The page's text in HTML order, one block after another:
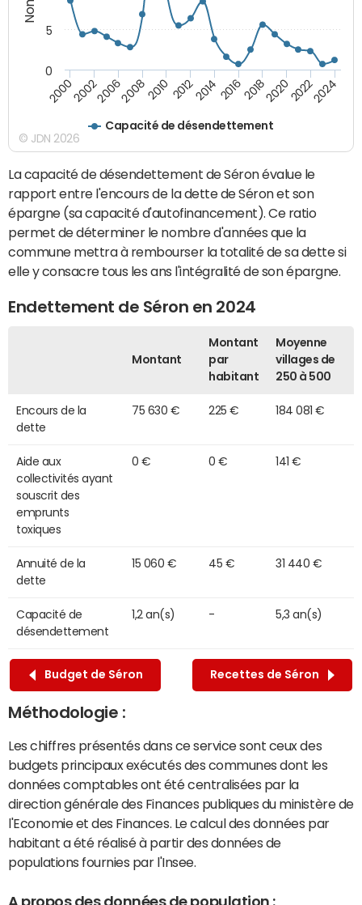
Capacité de désendettement
20002002200620082010 2012201420162018202020222024
0
5
© JDN 2026
La capacité de désendettement de Séron évalue le
rapport entre l'encours de la dette de Séron et son
épargne (sa capacité d'autofinancement). Ce ratio
permet de déterminer le nombre d'années que la
commune mettra à rembourser la totalité de sa dette si
elle y consacre tous les ans l'intégralité de son épargne.
Endettement de Séron en 2024
Montant
Montant
par
habitant
Moyenne
villages de
250 à 500
Encours de la
dette
75 630 € 225 € 184 081 €
Aide aux
collectivités ayant
souscrit des
emprunts
toxiques
0 € 0 € 141 €
Annuité de la
dette
15 060 € 45 € 31 440 €
Capacité de
désendettement
1,2 an(s) - 5,3 an(s)
Budget de Séron Recettes de Séron
Méthodologie :
Les chiffres présentés dans ce service sont ceux des
budgets principaux exécutés des communes dont les
données comptables ont été centralisées par la
direction générale des Finances publiques du ministère de
l'Economie et des Finances. Le calcul des données par
habitant a été réalisé à partir des données de
populations fournies par l'Insee.
A propos des données de population :